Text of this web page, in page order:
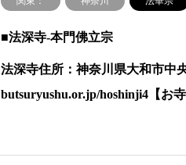
■法深寺-本門佛立宗
法深寺住所：神奈川県大和市中
butsuryushu.or.jp/hoshinji4【お